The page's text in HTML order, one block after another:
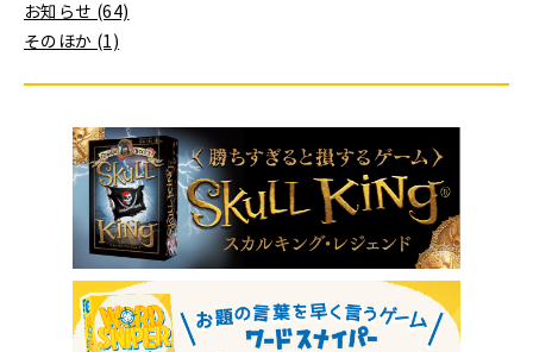
お知らせ (64)
そのほか (1)